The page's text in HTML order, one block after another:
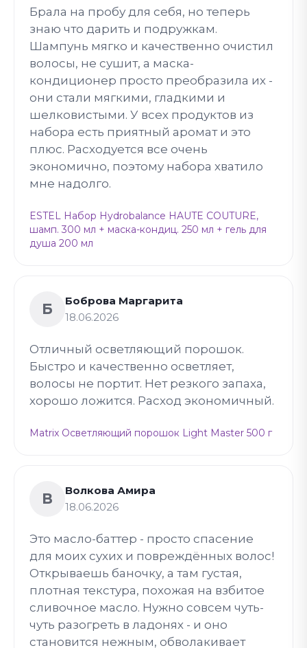
Брала на пробу для себя, но теперь
знаю что дарить и подружкам.
Шампунь мягко и качественно очистил
волосы, не сушит, а маска-
кондиционер просто преобразила их -
они стали мягкими, гладкими и
шелковистыми. У всех продуктов из
набора есть приятный аромат и это
плюс. Расходуется все очень
экономично, поэтому набора хватило
мне надолго.
ESTEL Набор Hydrobalance HAUTE COUTURE,
шамп. 300 мл + маска-кондиц. 250 мл + гель для
душа 200 мл
Б
Боброва Маргарита
18.06.2026
Отличный осветляющий порошок.
Быстро и качественно осветляет,
волосы не портит. Нет резкого запаха,
хорошо ложится. Расход экономичный.
Matrix Осветляющий порошок Light Master 500 г
В
Волкова Амира
18.06.2026
Это масло-баттер - просто спасение
для моих сухих и повреждённых волос!
Открываешь баночку, а там густая,
плотная текстура, похожая на взбитое
сливочное масло. Нужно совсем чуть-
чуть разогреть в ладонях - и оно
становится нежным, обволакивает